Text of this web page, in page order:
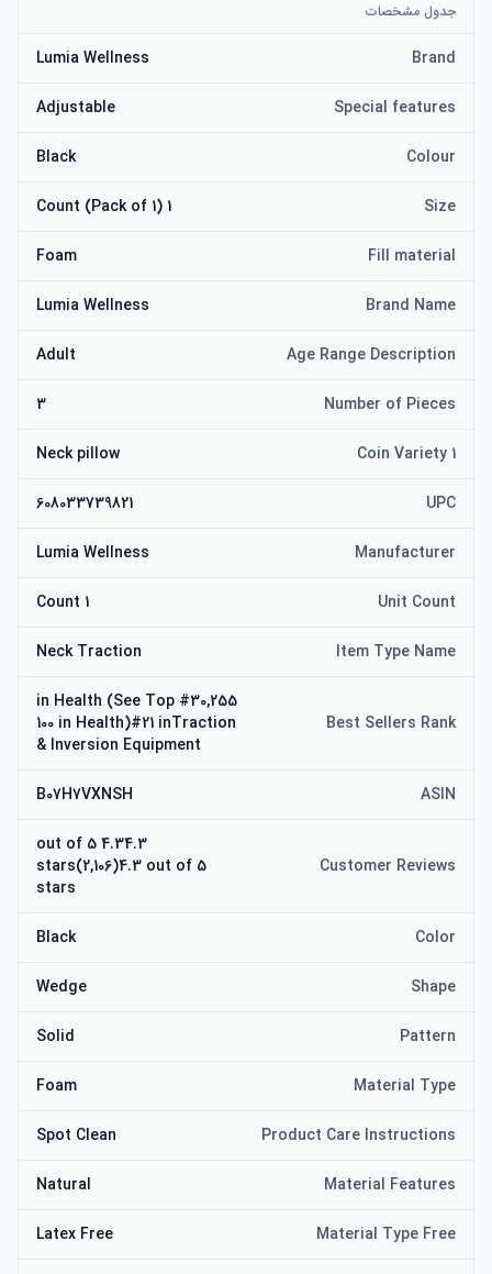
جدول مشخصات
Brand
Lumia Wellness
Special features
Adjustable
Colour
Black
Size
1 Count (Pack of 1)
Fill material
Foam
Brand Name
Lumia Wellness
Age Range Description
Adult
Number of Pieces
3
Coin Variety 1
Neck pillow
UPC
608033739821
Manufacturer
Lumia Wellness
Unit Count
1 Count
Item Type Name
Neck Traction
Best Sellers Rank
#30,255 in Health (See Top
100 in Health)#21 inTraction
& Inversion Equipment
ASIN
B07H7VXNSH
Customer Reviews
4.34.3 out of 5
stars(2,106)4.3 out of 5
stars
Color
Black
Shape
Wedge
Pattern
Solid
Material Type
Foam
Product Care Instructions
Spot Clean
Material Features
Natural
Material Type Free
Latex Free